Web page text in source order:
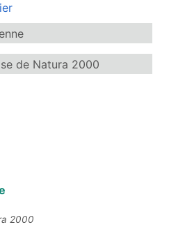
de Natura 2000
2000